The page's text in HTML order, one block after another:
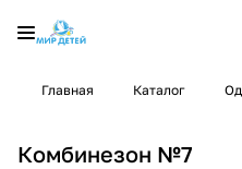
Главная Каталог
Комбинезон №7